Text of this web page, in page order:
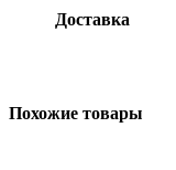
Доставка
Похожие товары